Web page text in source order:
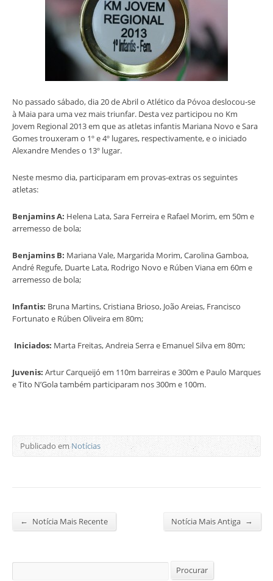
No passado sábado, dia 20 de Abril o Atlético da Póvoa deslocou-se
à Maia para uma vez mais triunfar. Desta vez participou no Km
Jovem Regional 2013 em que as atletas infantis Mariana Novo e Sara
Gomes trouxeram o 1º e 4º lugares, respectivamente, e o iniciado
Alexandre Mendes o 13º lugar.
Neste mesmo dia, participaram em provas-extras os seguintes
atletas:
Benjamins A: Helena Lata, Sara Ferreira e Rafael Morim, em 50m e
arremesso de bola;
Benjamins B: Mariana Vale, Margarida Morim, Carolina Gamboa,
André Regufe, Duarte Lata, Rodrigo Novo e Rúben Viana em 60m e
arremesso de bola;
Infantis: Bruna Martins, Cristiana Brioso, João Areias, Francisco
Fortunato e Rúben Oliveira em 80m;
Iniciados: Marta Freitas, Andreia Serra e Emanuel Silva em 80m;
Juvenis: Artur Carqueijó em 110m barreiras e 300m e Paulo Marques
e Tito N’Gola também participaram nos 300m e 100m.
Publicado emNotícias
← Notícia Mais Recente Notícia Mais Antiga →
Procurar Procurar